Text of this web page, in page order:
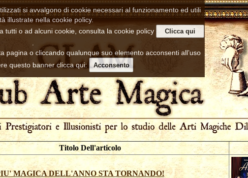
si avvalgono di cookie necessari al funzionamento ed utili
illustrate nella cookie policy.
tutti o ad alcuni cookie, consulta la cookie policy
Clicca qui
pagina o cliccando qualunque suo elemento acconsenti all’uso
questo banner clicca qui:
Acconsento
Titolo Dell'articolo
MAGICA DELL'ANNO STA TORNANDO!